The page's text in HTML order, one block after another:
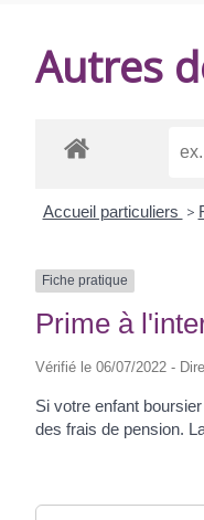
Autres
Accueil particuliers >
Fiche pratique
Prime à
Vérifié le 06/07/2022 -
Si votre enfant
des frais de pension.